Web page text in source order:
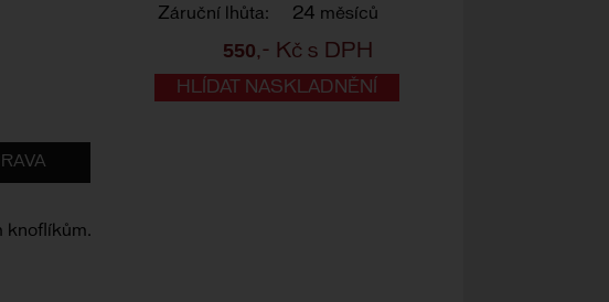
Záruční lhůta:
24 měsíců
550,- Kč s DPH
HLÍDAT NASKLADNĚNÍ
knoflíkům.